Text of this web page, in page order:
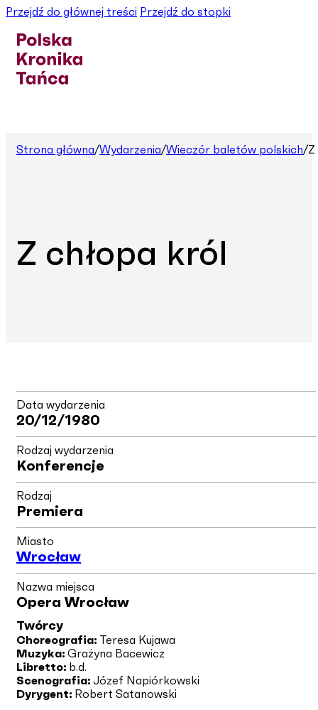
Przejdź do głównej treści Przejdź do stopki
Strona główna/Wydarzenia/Wieczór baletów polskich/Z
Z chłopa król
Data wydarzenia
20/12/1980
Rodzaj wydarzenia
Konferencje
Rodzaj
Premiera
Miasto
Wrocław
Nazwa miejsca
Opera Wrocław
Twórcy
Choreografia: Teresa Kujawa
Muzyka: Grażyna Bacewicz
Libretto: b.d.
Scenografia: Józef Napiórkowski
Dyrygent: Robert Satanowski